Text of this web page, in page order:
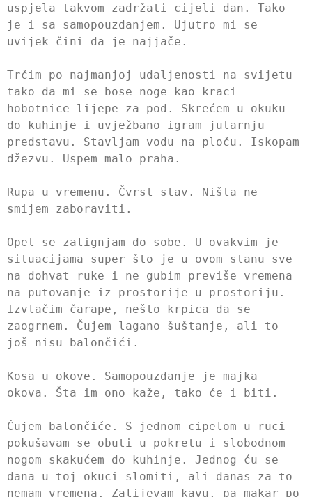
uspjela takvom zadržati cijeli dan. Tako
je i sa samopouzdanjem. Ujutro mi se
uvijek čini da je najjače.
Trčim po najmanjoj udaljenosti na svijetu
tako da mi se bose noge kao kraci
hobotnice lijepe za pod. Skrećem u okuku
do kuhinje i uvježbano igram jutarnju
predstavu. Stavljam vodu na ploču. Iskopam
džezvu. Uspem malo praha.
Rupa u vremenu. Čvrst stav. Ništa ne
smijem zaboraviti.
Opet se zalignjam do sobe. U ovakvim je
situacijama super što je u ovom stanu sve
na dohvat ruke i ne gubim previše vremena
na putovanje iz prostorije u prostoriju.
Izvlačim čarape, nešto krpica da se
zaogrnem. Čujem lagano šuštanje, ali to
još nisu balončići.
Kosa u okove. Samopouzdanje je majka
okova. Šta im ono kaže, tako će i biti.
Čujem balončiće. S jednom cipelom u ruci
pokušavam se obuti u pokretu i slobodnom
nogom skakućem do kuhinje. Jednog ću se
dana u toj okuci slomiti, ali danas za to
nemam vremena. Zalijevam kavu, pa makar po